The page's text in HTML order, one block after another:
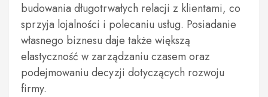
budowania długotrwałych relacji z klientami, co
sprzyja lojalności i polecaniu usług. Posiadanie
własnego biznesu daje także większą
elastyczność w zarządzaniu czasem oraz
podejmowaniu decyzji dotyczących rozwoju
firmy.